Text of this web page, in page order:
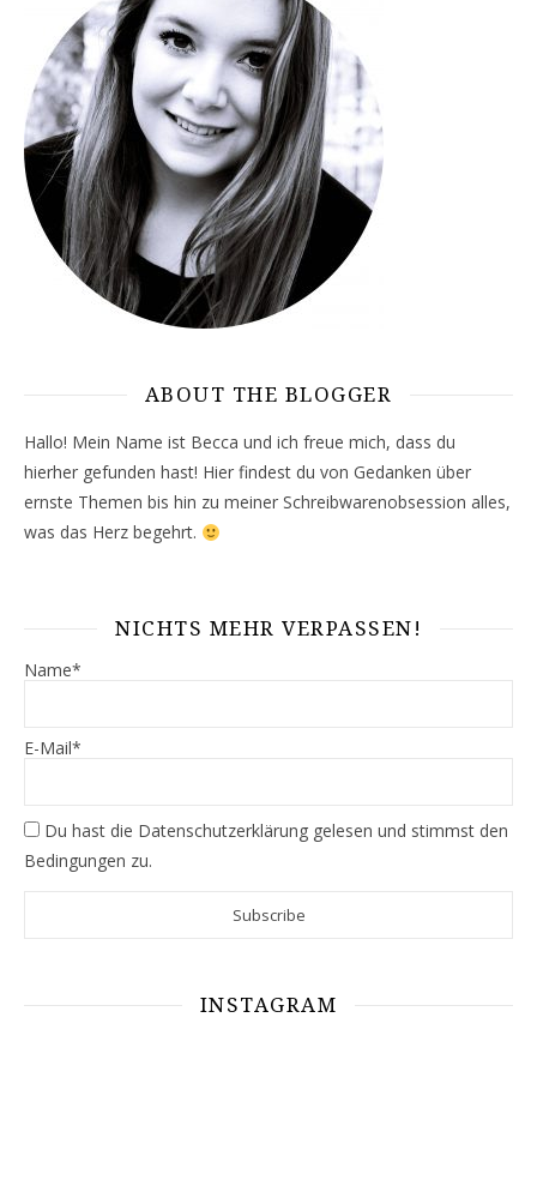
ABOUT THE BLOGGER
Hallo! Mein Name ist Becca und ich freue mich, dass du
hierher gefunden hast! Hier findest du von Gedanken über
ernste Themen bis hin zu meiner Schreibwarenobsession alles,
was das Herz begehrt.
NICHTS MEHR VERPASSEN!
Name*
E-Mail*
Du hast die Datenschutzerklärung gelesen und stimmst den
Bedingungen zu.
INSTAGRAM